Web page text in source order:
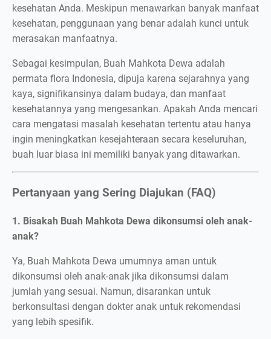
kesehatan Anda. Meskipun menawarkan banyak manfaat
kesehatan, penggunaan yang benar adalah kunci untuk
merasakan manfaatnya.
Sebagai kesimpulan, Buah Mahkota Dewa adalah
permata flora Indonesia, dipuja karena sejarahnya yang
kaya, signifikansinya dalam budaya, dan manfaat
kesehatannya yang mengesankan. Apakah Anda mencari
cara mengatasi masalah kesehatan tertentu atau hanya
ingin meningkatkan kesejahteraan secara keseluruhan,
buah luar biasa ini memiliki banyak yang ditawarkan.
Pertanyaan yang Sering Diajukan (FAQ)
1. Bisakah Buah Mahkota Dewa dikonsumsi oleh anak-
anak?
Ya, Buah Mahkota Dewa umumnya aman untuk
dikonsumsi oleh anak-anak jika dikonsumsi dalam
jumlah yang sesuai. Namun, disarankan untuk
berkonsultasi dengan dokter anak untuk rekomendasi
yang lebih spesifik.